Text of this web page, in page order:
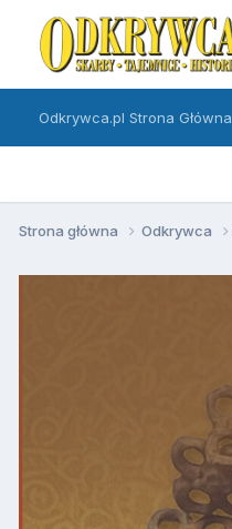
Odkrywca.pl Strona Główna
Strona główna Odkrywca